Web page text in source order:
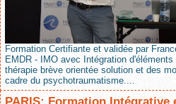
Formation Certifiante et validée par
EMDR - IMO avec Intégration
thérapie brève orientée solution et des
cadre du psychotraumatisme....